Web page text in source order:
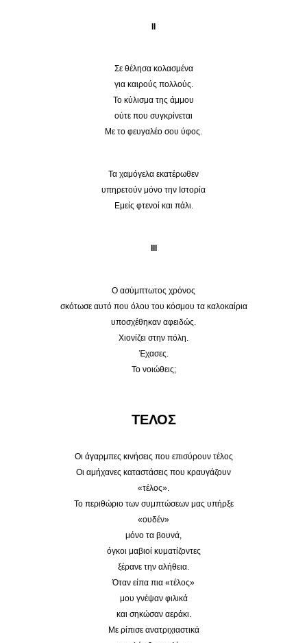
II
Σε θέλησα κολασμένα
για καιρούς πολλούς.
Το κύλισμα της άμμου
ούτε που συγκρίνεται
Με το φευγαλέο σου ύφος.
Τα χαμόγελα εκατέρωθεν
υπηρετούν μόνο την Ιστορία
Εμείς φτενοί και πάλι.
III
Ο ασύμπτωτος χρόνος
σκότωσε αυτό που όλου του κόσμου τα καλοκαίρια
υποσχέθηκαν αφειδώς.
Χιονίζει στην πόλη.
Έχασες.
Το νοιώθεις;
ΤΕΛΟΣ
Οι άγαρμπες κινήσεις που επισύρουν τέλος
Οι αμήχανες καταστάσεις που κραυγάζουν
«τέλος».
Το περιθώριο των συμπτώσεων μας υπήρξε
«ουδέν»
μόνο τα βουνά,
όγκοι μαβιοί κυματίζοντες
ξέρανε την αλήθεια.
Όταν είπα πια «τέλος»
μου γνέψαν φιλικά
και σηκώσαν αεράκι.
Με ρίπισε ανατριχιαστικά